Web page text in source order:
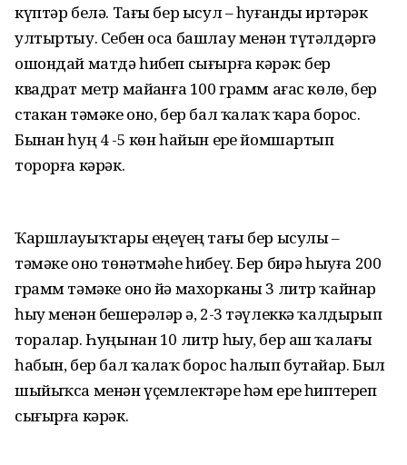
күптәр белә. Тағы бер ысул – һуғанды иртәрәк
ултыртыу. Себен оса башлау менән түтәлдәргә
ошондай матдә һибеп сығырға кәрәк: бер
квадрат метр майҙанға 100 грамм ағас көлө, бер
стакан тәмәке оно, бер бал ҡалаҡ ҡара борос.
Бынан һуң 4 -5 көн һайын ерҙе йомшартып
торорға кәрәк.
Ҡаршлауыҡтарҙы еңеүҙең тағы бер ысулы –
тәмәке оно төнәтмәһе һибеү. Бер биҙрә һыуға 200
грамм тәмәке оно йә махорканы 3 литр ҡайнар
һыу менән бешерәләр ҙә, 2-3 тәүлеккә ҡалдырып
торалар. Һуңынан 10 литр һыу, бер аш ҡалағы
һабын, бер бал ҡалаҡ борос һалып бутайҙар. Был
шыйыҡса менән үҫемлектәрҙе һәм ерҙе һиптереп
сығырға кәрәк.